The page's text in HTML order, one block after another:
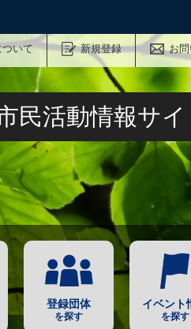
ついて 新規登録 お
民活動情報サ
登録団体
を探す
イベント
を探す